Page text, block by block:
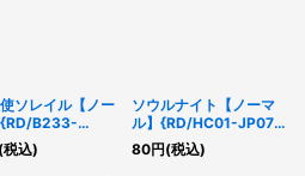
ソレイル【ノー
{RD/B233-
RDモンスタ
(税込)
ソウルナイト【ノーマ
ル】{RD/HC01-JP077}
《RDモンスター》
80円(税込)